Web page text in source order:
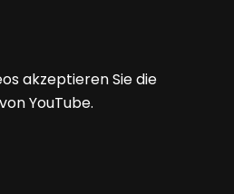
akzeptieren Sie die
YouTube.